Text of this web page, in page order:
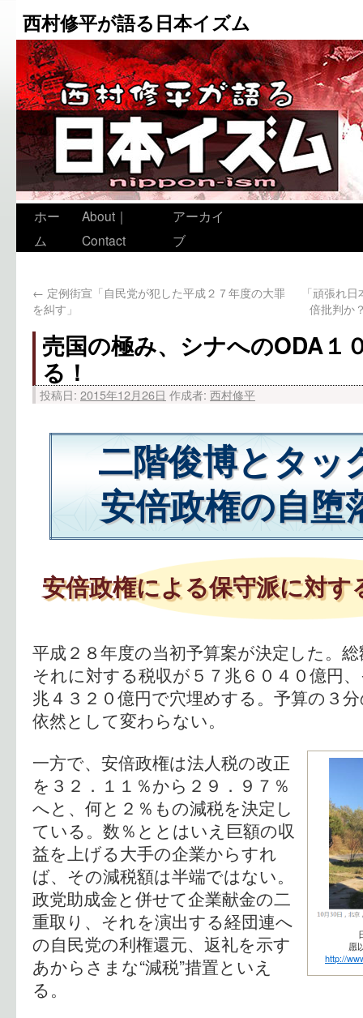
西村修平が語る日本イズム
ホー
ム
About｜
Contact
アーカイ
ブ
← 定例街宣「自民党が犯した平成２７年度の大罪
を糾す」
「頑張れ
倍批判か
売国の極み、シナへのODA１
る！
投稿日: 2015年12月26日 作成者: 西村修平
二階俊博とタッ
安倍政権の自堕
安倍政権による保守派に対す
平成２８年度の当初予算案が決定した。
それに対する税収が５７兆６０４０億円
兆４３２０億円で穴埋めする。予算の３
依然として変わらない。
愿
http://
一方で、安倍政権は法人税の改正
を３２．１１％から２９．９７％
へと、何と２％もの減税を決定し
ている。数％ととはいえ巨額の収
益を上げる大手の企業からすれ
ば、その減税額は半端ではない。
政党助成金と併せて企業献金の二
重取り、それを演出する経団連へ
の自民党の利権還元、返礼を示す
あからさまな“減税”措置といえ
る。